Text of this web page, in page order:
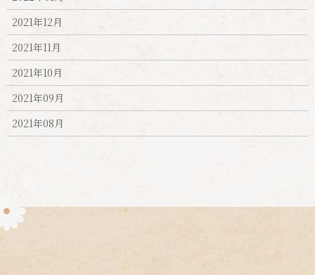
2021年12月
2021年11月
2021年10月
2021年09月
2021年08月